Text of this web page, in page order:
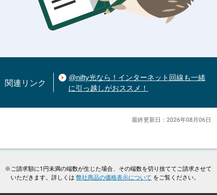
関連リンク
@nifty光なら！インターネット回線も一緒
に引っ越しがおススメ！
最終更新日：2026年08月06日
※ご請求額に1円未満の端数が生じた場合、その端数を切り捨ててご請求させて
いただきます。詳しくは 弊社商品の価格表示について をご覧ください。